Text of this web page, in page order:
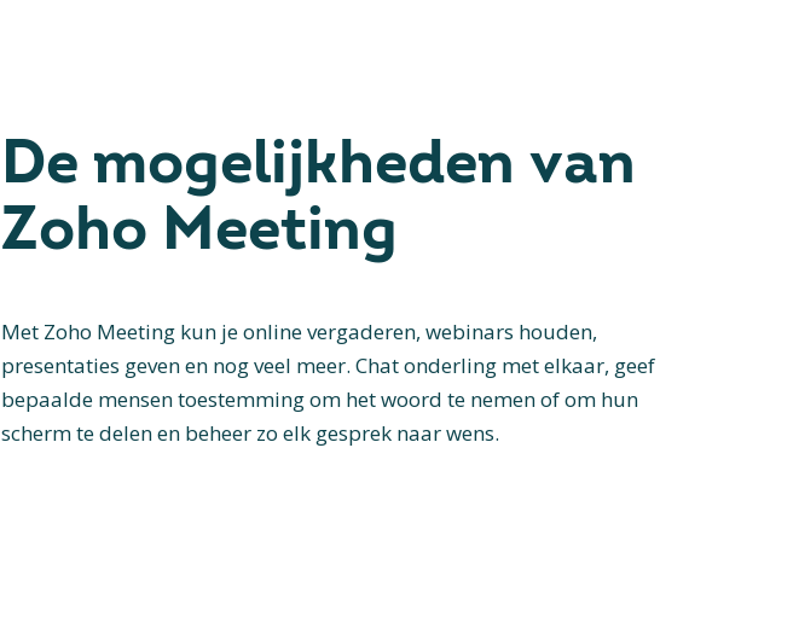
De mogelijkheden van
Zoho Meeting
Met Zoho Meeting kun je online vergaderen, webinars houden,
presentaties geven en nog veel meer. Chat onderling met elkaar, geef
bepaalde mensen toestemming om het woord te nemen of om hun
scherm te delen en beheer zo elk gesprek naar wens.